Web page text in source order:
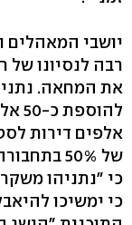
יושבי המאהלים
רבה לנסיונו
את המחאה.
אלפים דירות
של 50%
כי "נתניהו
כי ימשיכו